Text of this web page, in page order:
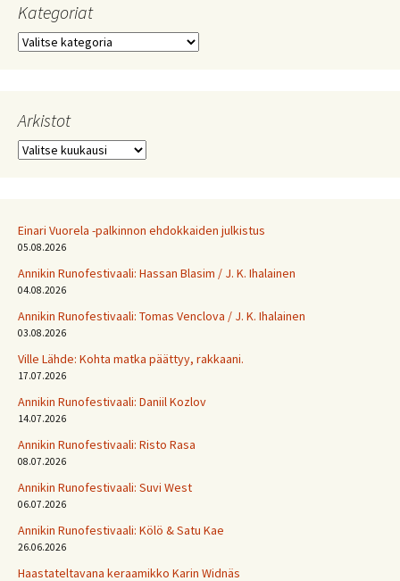
Kategoriat
Kategoriat
Arkistot
Arkistot
Einari Vuorela -palkinnon ehdokkaiden julkistus
05.08.2026
Annikin Runofestivaali: Has­san Bla­sim / J. K. Ihalainen
04.08.2026
Annikin Runofestivaali: Tomas Venclova / J. K. Ihalainen
03.08.2026
Ville Lähde: Kohta matka päättyy, rakkaani.
17.07.2026
Annikin Runofestivaali: Daniil Kozlov
14.07.2026
Annikin Runofestivaali: Risto Rasa
08.07.2026
Annikin Runofestivaali: Suvi West
06.07.2026
Annikin Runofestivaali: Kölö & Satu Kae
26.06.2026
Haastateltavana keraamikko Karin Widnäs